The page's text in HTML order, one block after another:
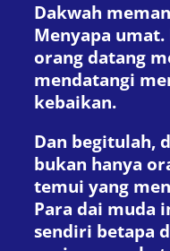
Dakwah
Menyapa
orang datang
mendatangi
kebaikan.
Dan begitulah,
bukan hanya
temui yang
Para dai muda
sendiri betapa